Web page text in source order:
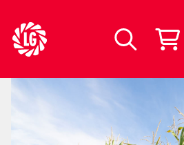
LG Seeds Logo
Suche